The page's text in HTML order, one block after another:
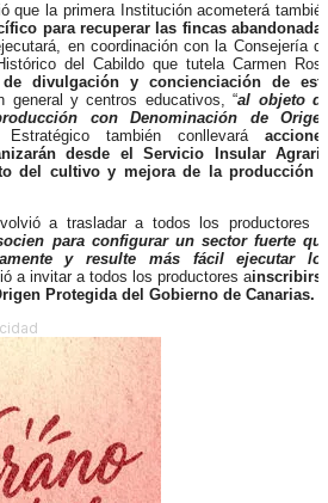
que la primera Institución acometerá
para recuperar las fincas
en coordinación con la Consejería
del Cabildo que tutela Carmen
de divulgación y concienciación de
general y centros educativos, “al objeto
con Denominación de
también conllevará
desde el Servicio Insular
del cultivo y mejora de la producción
a trasladar a todos los productores
para configurar un sector fuerte
y resulte más fácil ejecutar
a invitar a todos los productores a
Protegida del Gobierno de Canarias.